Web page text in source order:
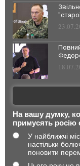
На вашу думку,
примусять росію
У найближчі
настільки
поновити